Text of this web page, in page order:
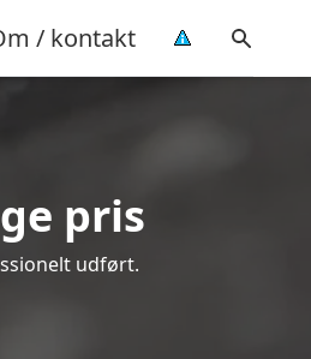
/ kontakt
pris
udført.